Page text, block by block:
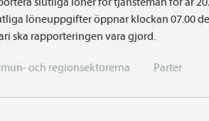
löneuppgifter öppnar klockan 07.00
ska rapporteringen vara gjord.
och regionsektorerna Parter